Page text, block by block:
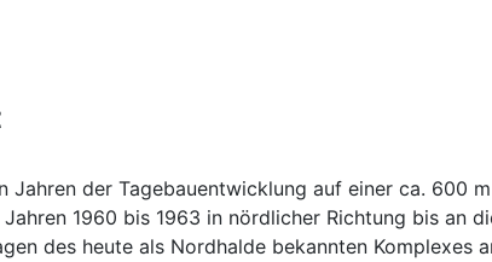
Jahren der Tagebauentwicklung auf einer ca. 600
1960 bis 1963 in nördlicher Richtung bis an
des heute als Nordhalde bekannten